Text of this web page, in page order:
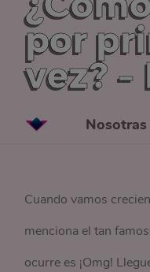
por
vez? -
Nosotras
Cuando vamos
menciona el tan
ocurre es ¡Omg!